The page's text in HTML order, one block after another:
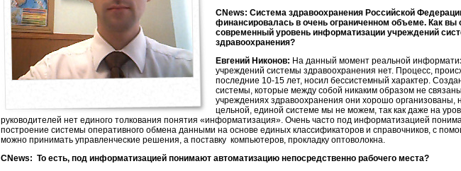
CNews: Система здравоохранения Российской
финансировалась в очень ограниченном объеме. Как вы
современный уровень информатизации учреждений
здравоохранения?
Евгений Никонов: На данный момент реальной
учреждений системы здравоохранения нет. Процесс,
последние 10-15 лет, носил бессистемный характер.
системы, которые между собой никаким образом не
учреждениях здравоохранения они хорошо организованы,
цельной, единой системе мы не можем, так как даже на
руководителей нет единого толкования понятия «информатизация». Очень часто под информатизацией
построение системы оперативного обмена данными на основе единых классификаторов и справочников, с
можно принимать управленческие решения, а поставку компьютеров, прокладку оптоволокна.
CNews: То есть, под информатизацией понимают автоматизацию непосредственно рабочего места?